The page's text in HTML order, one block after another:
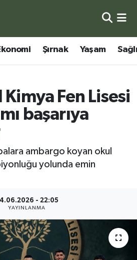
Şırnak Yaşam
Fen Lisesi
başarıya
ambargo koyan okul
yolunda emin
- 22:05
YAYINLANMA
Eczaneler
Haritası
ve Fikstür